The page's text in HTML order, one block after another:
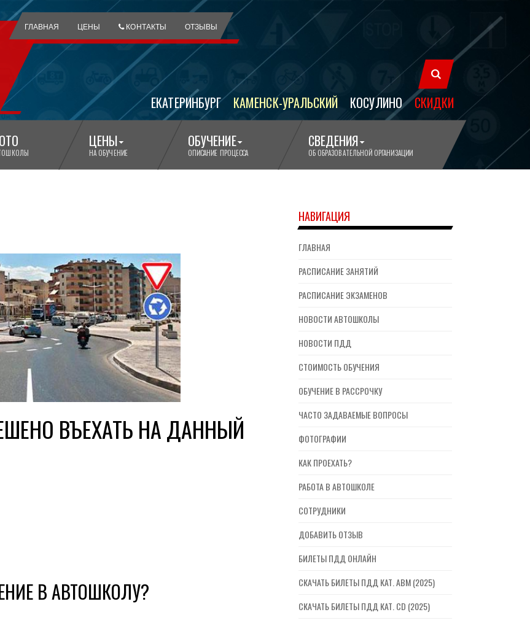
ГЛАВНАЯ ЦЕНЫ КОНТАКТЫ ОТЗЫВЫ
ЦЕНЫ
НА ОБУЧЕНИЕ
ОБУЧЕНИЕ
ОПИСАНИЕ ПРОЦЕССА
СВЕДЕНИЯ
ОБ ОБРАЗОВАТЕЛЬНОЙ ОРГАНИЗАЦИИ
ЕКАТЕРИНБУРГ КАМЕНСК-УРАЛЬСКИЙ КОСУЛИНО СКИДКИ
ВЪЕХАТЬ НА ДАННЫЙ
В АВТОШКОЛУ?
НАВИГАЦИЯ
ГЛАВНАЯ
РАСПИСАНИЕ ЗАНЯТИЙ
РАСПИСАНИЕ ЭКЗАМЕНОВ
НОВОСТИ АВТОШКОЛЫ
НОВОСТИ ПДД
СТОИМОСТЬ ОБУЧЕНИЯ
ОБУЧЕНИЕ В РАССРОЧКУ
ЧАСТО ЗАДАВАЕМЫЕ ВОПРОСЫ
ФОТОГРАФИИ
КАК ПРОЕХАТЬ?
РАБОТА В АВТОШКОЛЕ
СОТРУДНИКИ
ДОБАВИТЬ ОТЗЫВ
БИЛЕТЫ ПДД ОНЛАЙН
СКАЧАТЬ БИЛЕТЫ ПДД КАТ. ABM (2025)
СКАЧАТЬ БИЛЕТЫ ПДД КАТ. CD (2025)